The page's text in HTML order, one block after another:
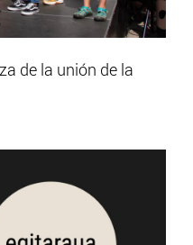
de la unión de la